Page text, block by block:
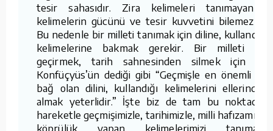
tesir sahasıdır. Zira kelimeleri tanımayanlar,
kelimelerin gücünü ve tesir kuvvetini bilemezler.
Bu nedenle bir milleti tanımak için diline, kullandığı
kelimelerine bakmak gerekir. Bir milleti ele
geçirmek, tarih sahnesinden silmek için ise
Konfüçyüs’ün dediği gibi “Geçmişle en önemli bir
bağ olan dilini, kullandığı kelimelerini ellerinden
almak yeterlidir.” İşte biz de tam bu noktadan
hareketle geçmişimizle, tarihimizle, milli hafızamızla
köprülük yapan kelimelerimizi tanımaya